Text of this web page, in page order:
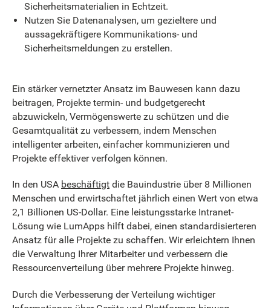
Sicherheitsmaterialien in Echtzeit.
Nutzen Sie Datenanalysen, um gezieltere und
aussagekräftigere Kommunikations- und
Sicherheitsmeldungen zu erstellen.
Ein stärker vernetzter Ansatz im Bauwesen kann dazu
beitragen, Projekte termin- und budgetgerecht
abzuwickeln, Vermögenswerte zu schützen und die
Gesamtqualität zu verbessern, indem Menschen
intelligenter arbeiten, einfacher kommunizieren und
Projekte effektiver verfolgen können.
In den USA beschäftigt die Bauindustrie über 8 Millionen
Menschen und erwirtschaftet jährlich einen Wert von etwa
2,1 Billionen US-Dollar. Eine leistungsstarke Intranet-
Lösung wie LumApps hilft dabei, einen standardisierteren
Ansatz für alle Projekte zu schaffen. Wir erleichtern Ihnen
die Verwaltung Ihrer Mitarbeiter und verbessern die
Ressourcenverteilung über mehrere Projekte hinweg.
Durch die Verbesserung der Verteilung wichtiger